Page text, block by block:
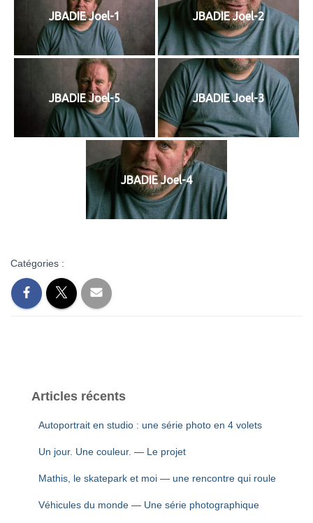
JBADIE Joel-1 JBADIE Joel-2
JBADIE Joel-5 JBADIE Joel-3
JBADIE Joel-4
Catégories :
Articles récents
Autoportrait en studio : une série photo en 4 volets
Un jour. Une couleur. — Le projet
Mathis, le skatepark et moi — une rencontre qui roule
Véhicules du monde — Une série photographique